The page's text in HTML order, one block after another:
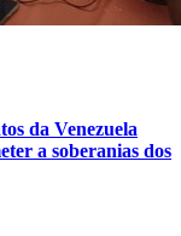
da Venezuela
a soberanias dos